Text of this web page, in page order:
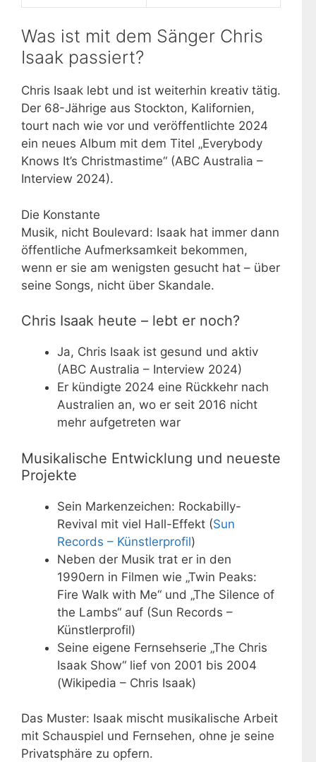
Was ist mit dem Sänger Chris
Isaak passiert?
Chris Isaak lebt und ist weiterhin kreativ tätig.
Der 68-Jährige aus Stockton, Kalifornien,
tourt nach wie vor und veröffentlichte 2024
ein neues Album mit dem Titel „Everybody
Knows It’s Christmastime“ (ABC Australia –
Interview 2024).
Die Konstante
Musik, nicht Boulevard: Isaak hat immer dann
öffentliche Aufmerksamkeit bekommen,
wenn er sie am wenigsten gesucht hat – über
seine Songs, nicht über Skandale.
Chris Isaak heute – lebt er noch?
Ja, Chris Isaak ist gesund und aktiv
(ABC Australia – Interview 2024)
Er kündigte 2024 eine Rückkehr nach
Australien an, wo er seit 2016 nicht
mehr aufgetreten war
Musikalische Entwicklung und neueste
Projekte
Sein Markenzeichen: Rockabilly-
Revival mit viel Hall-Effekt (Sun
Records – Künstlerprofil)
Neben der Musik trat er in den
1990ern in Filmen wie „Twin Peaks:
Fire Walk with Me“ und „The Silence of
the Lambs“ auf (Sun Records –
Künstlerprofil)
Seine eigene Fernsehserie „The Chris
Isaak Show“ lief von 2001 bis 2004
(Wikipedia – Chris Isaak)
Das Muster: Isaak mischt musikalische Arbeit
mit Schauspiel und Fernsehen, ohne je seine
Privatsphäre zu opfern.